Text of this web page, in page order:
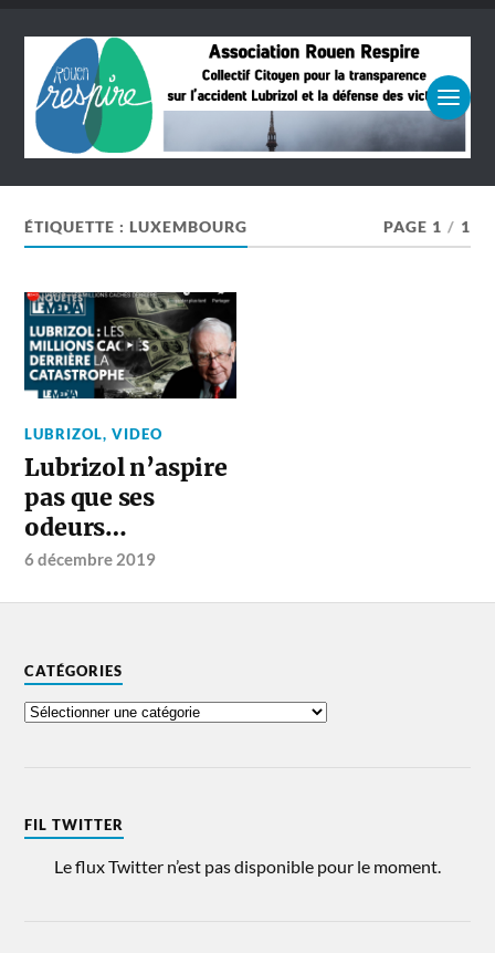
ÉTIQUETTE :LUXEMBOURG PAGE 1 / 1
LUBRIZOL,VIDEO
Lubrizol n’aspire
pas que ses
odeurs…
6 décembre 2019
CATÉGORIES
FIL TWITTER
Le flux Twitter n’est pas disponible pour le moment.